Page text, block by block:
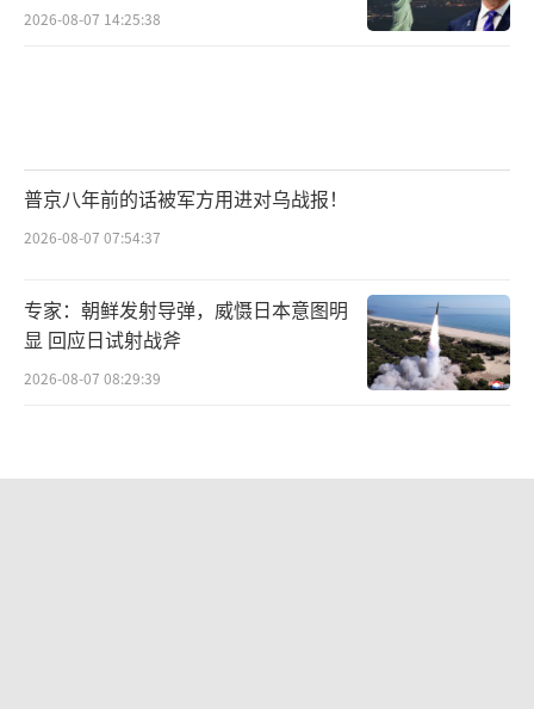
2026-08-07 14:25:38
普京八年前的话被军方用进对乌战报！
2026-08-07 07:54:37
专家：朝鲜发射导弹，威慑日本意图明
显 回应日试射战斧
2026-08-07 08:29:39